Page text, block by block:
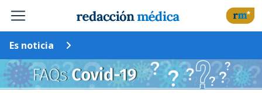
Es noticia